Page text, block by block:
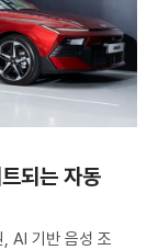
되는 자동
AI 기반 음성 조